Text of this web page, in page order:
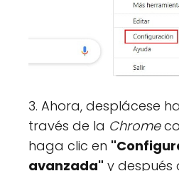
3. Ahora, desplácese
través de la Chrome
haga clic en
avanzada" y después